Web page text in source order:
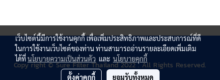
Copy right © Sure Filter Thailand 2022 . All Rights Reserved.
เว็บไซต์นี้มีการใช้งานคุกกี้ เพื่อเพิ่มประสิทธิภาพและประสบการณ์ที่ดี
ในการใช้งานเว็บไซต์ของท่าน ท่านสามารถอ่านรายละเอียดเพิ่มเติม
ได้ที่นโยบายความเป็นส่วนตัว และ นโยบายคุกกี้
ตั้งค่าคุกกี้ ยอมรับทั้งหมด